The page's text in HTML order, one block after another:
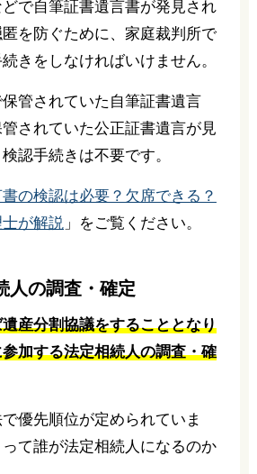
で自筆証書遺言書が発見され
を防ぐために、家庭裁判所で
きをしなければいけません。
管されていた自筆証書遺言
されていた公正証書遺言が見
認手続きは不要です。
の検認は必要？欠席できる？
が解説」をご覧ください。
人の調査・確定
産分割協議をすることとなり
加する法定相続人の調査・確
優先順位が定められていま
て誰が法定相続人になるのか